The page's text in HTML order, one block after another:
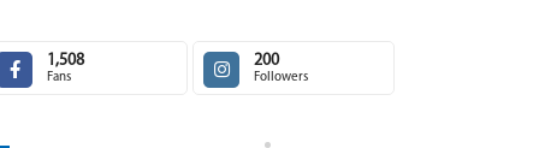
1,508
Fans
200
Followers